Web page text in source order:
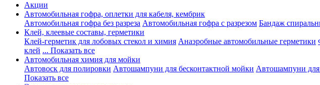
Акции
Автомобильная гофра, оплетки для кабеля, кембрик
Автомобильная гофра без разреза Автомобильная гофра с разрезом Бандаж
Клей, клеевые составы, герметики
Клей-герметик для лобовых стекол и химия Анаэробные автомобильные герметики
клей ... Показать все
Автомобильная химия для мойки
Автовоск для полировки Автошампуни для бесконтактной мойки Автошампуни
Показать все